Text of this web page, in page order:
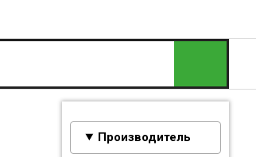
Производитель